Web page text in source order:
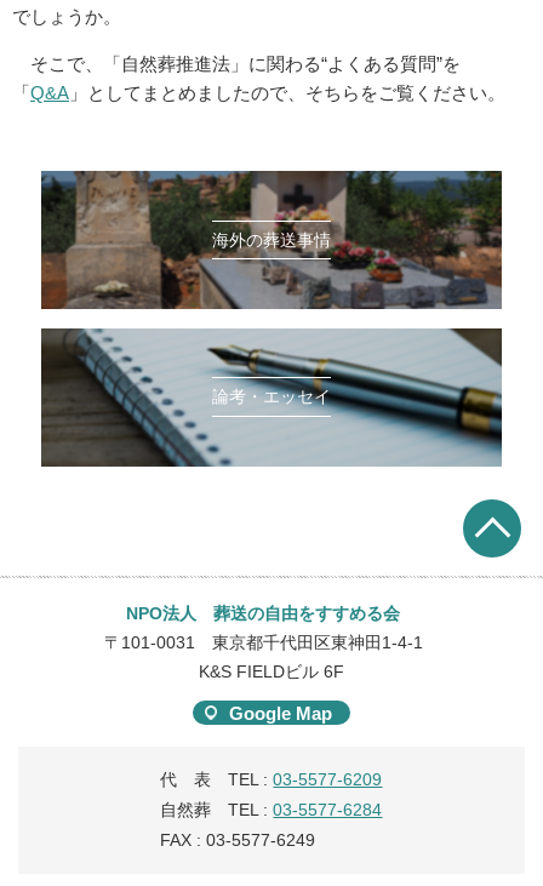
でしょうか。
そこで、「自然葬推進法」に関わる“よくある質問”を
「Q&A 」としてまとめましたので、そちらをご覧ください。
海外の葬送事情
論考・エッセイ
NPO法人 葬送の自由をすすめる会
〒101-0031 東京都千代田区東神田1-4-1
K&S FIELDビル 6F
Google Map
代 表 TEL :03-5577-6209
自然葬 TEL :03-5577-6284
FAX : 03-5577-6249